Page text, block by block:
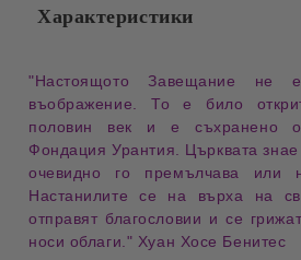
Характеристики
въображение . То е било
половин век и е съхранено
Фондация Урантия . Църквата
очевидно го премълчава или
Настанилите се на върха на
отправят благословии и се
носи облаги ." Хуан Хосе Бенитес